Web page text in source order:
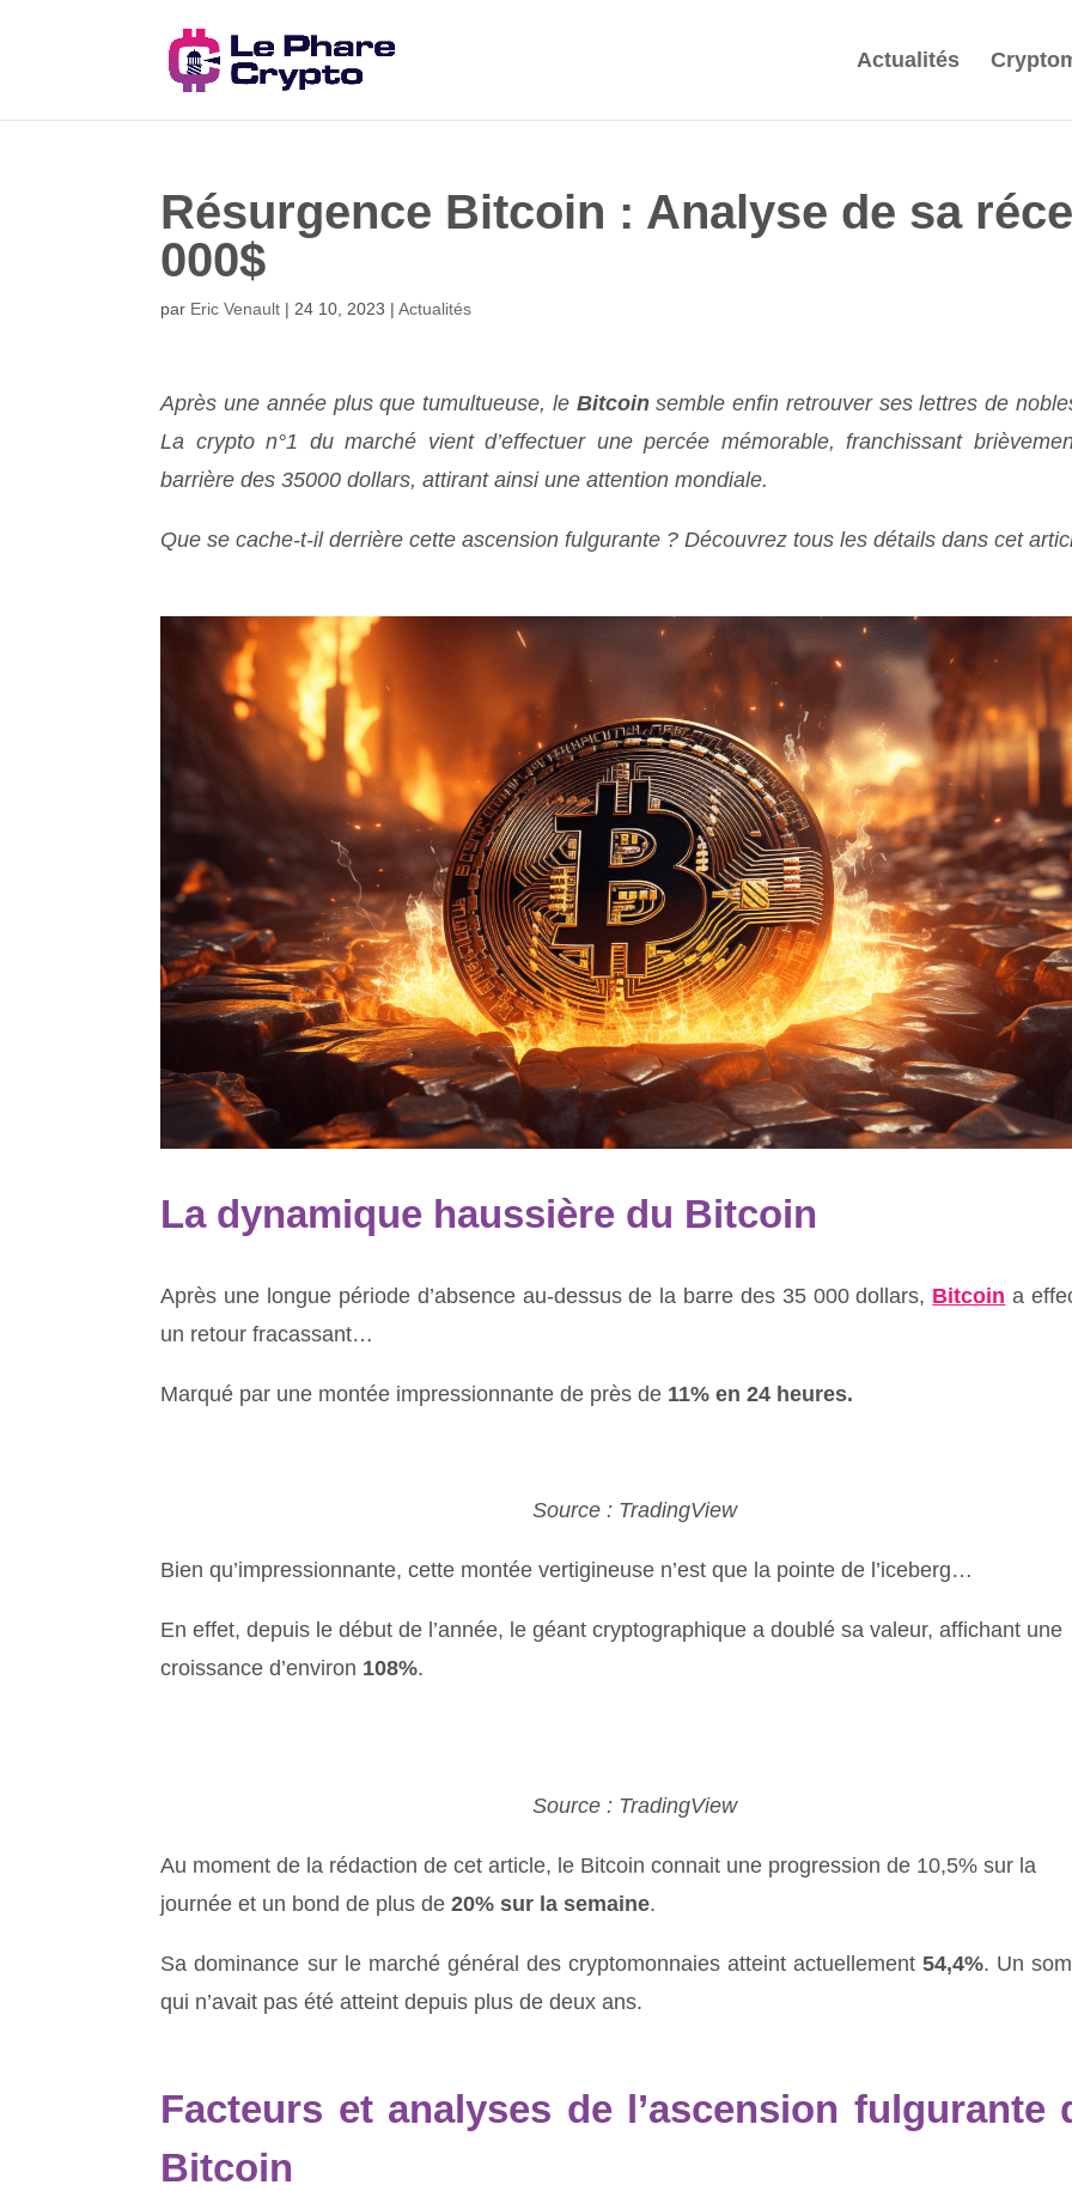
Actualités
Résurgence Bitcoin : Analyse de sa
000$
par Eric Venault | 24 10, 2023 |Actualités
Après une année plus que tumultueuse, le Bitcoinsemble enfin retrouver ses lettres de
La crypto n°1 du marché vient d’effectuer une percée mémorable, franchissant
barrière des 35000 dollars, attirant ainsi une attention mondiale.
Que se cache-t-il derrière cette ascension fulgurante ? Découvrez tous les détails dans cet
La dynamique haussière du Bitcoin
Après une longue période d’absence au-dessus de la barre des 35 000 dollars, Bitcoin a
un retour fracassant…
Marqué par une montée impressionnante de près de 11% en 24 heures.
Source : TradingView
Bien qu’impressionnante, cette montée vertigineuse n’est que la pointe de l’iceberg…
En effet, depuis le début de l’année, le géant cryptographique a doublé sa valeur, affichant une
croissance d’environ 108%.
Source : TradingView
Au moment de la rédaction de cet article, le Bitcoin connait une progression de 10,5% sur la
journée et un bond de plus de20% sur la semaine.
Sa dominance sur le marché général des cryptomonnaies atteint actuellement 54,4%. Un
qui n’avait pas été atteint depuis plus de deux ans.
Facteurs et analyses de l’ascension fulgurante
Bitcoin